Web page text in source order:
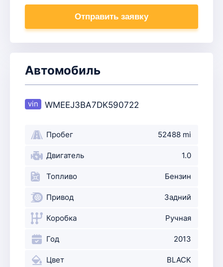
Отправить заявку
Автомобиль
WMEEJ3BA7DK590722
Пробег 52488 mi
Двигатель 1.0
Топливо Бензин
Привод Задний
Коробка Ручная
Год 2013
Цвет BLACK